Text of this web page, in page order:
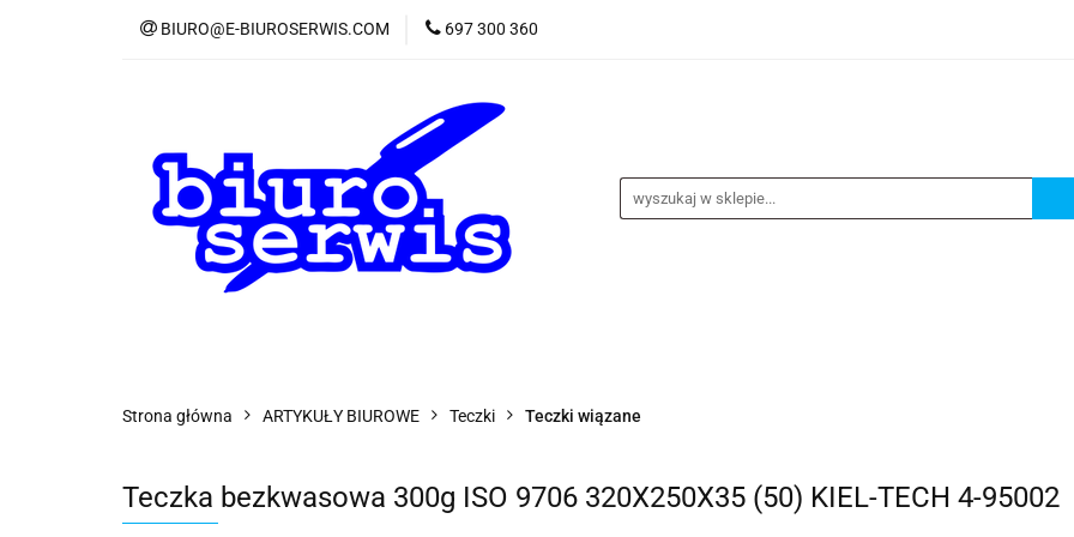
BIURO@E-BIUROSERWIS.COM 697 300 360
Strona główna ARTYKUŁY BIUROWE Teczki Teczki wiązane
Teczka bezkwasowa 300g ISO 9706 320X250X35 (50) KIEL-TECH 4-95002